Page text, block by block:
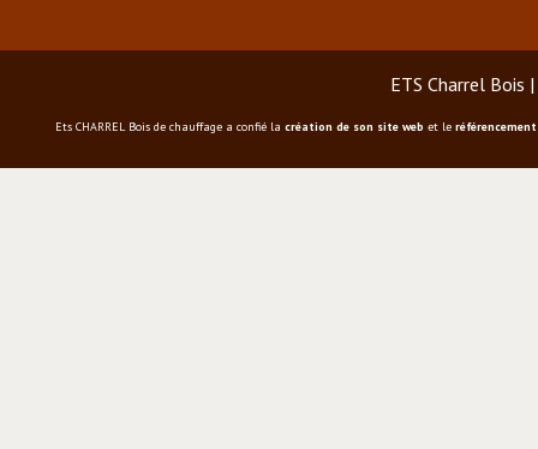
ETS Charrel Bois |
Ets CHARREL Bois de chauffage a confié la création de son site web et le